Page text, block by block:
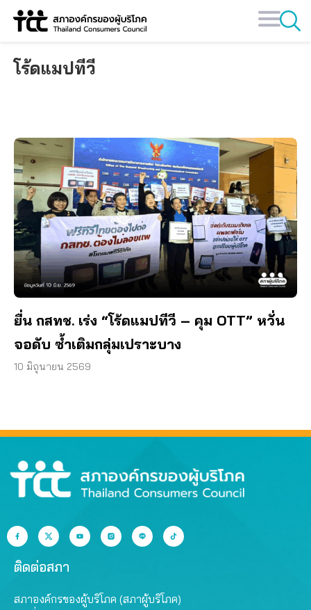
Skip
โร้ดแมปทีวี
ยื่น กสทช. เร่ง “โร้ดแมปทีวี – คุม OTT” หวั่น
จอดับ ซ้ำเติมกลุ่มเปราะบาง
10 มิถุนายน 2569
ติดต่อสภา
สภาองค์กรของผู้บริโภค (สภาผู้บริโภค)